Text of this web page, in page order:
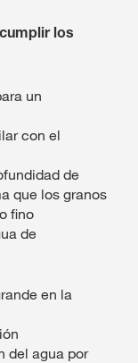
los
un
con el
de
que los granos
fino
de
en la
del agua por